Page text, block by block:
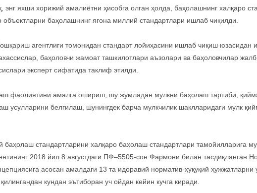
энг яхши хорижий амалиётни ҳисобга олган ҳолда, баҳолашнинг халқаро
объектларни баҳолашнинг ягона миллий стандартлари ишлаб чиқилди.
агентлиги томонидан стандарт лойиҳасини ишлаб чиқиш юзасидан
баҳоловчи жамоат ташкилотлари аъзолари ва баҳоловчилар
эксперт сифатида таклиф этилди.
фаолиятини амалга ошириш, шу жумладан мулкни баҳолаш тартиби,
усулларини белгилаш, шунингдек барча мулкчилик шаклларидаги мулк
баҳолаш стандартларини халқаро баҳолаш стандартлари тамойилларига
2018 йил 8 августдаги ПФ–5505-сон Фармони билан тасдиқланган
асосан амалдаги 13 та идоравий норматив-ҳуқуқий
кундан эътиборан уч ойдан кейин кучга киради.